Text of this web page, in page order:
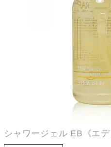
シャワージェル EB《エデ